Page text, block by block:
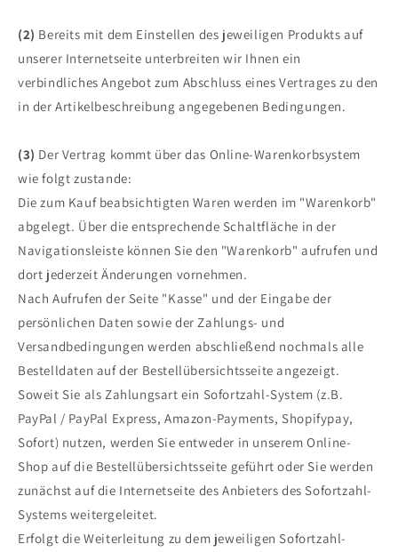
(2) Bereits mit dem Einstellen des jeweiligen Produkts auf
unserer Internetseite unterbreiten wir Ihnen ein
verbindliches Angebot zum Abschluss eines Vertrages zu den
in der Artikelbeschreibung angegebenen Bedingungen.
(3) Der Vertrag kommt über das Online-Warenkorbsystem
wie folgt zustande:
Die zum Kauf beabsichtigten Waren werden im "Warenkorb"
abgelegt. Über die entsprechende Schaltfläche in der
Navigationsleiste können Sie den "Warenkorb" aufrufen und
dort jederzeit Änderungen vornehmen.
Nach Aufrufen der Seite "Kasse" und der Eingabe der
persönlichen Daten sowie der Zahlungs- und
Versandbedingungen werden abschließend nochmals alle
Bestelldaten auf der Bestellübersichtsseite angezeigt.
Soweit Sie als Zahlungsart ein Sofortzahl-System (z.B.
PayPal / PayPal Express, Amazon-Payments, Shopifypay,
Sofort) nutzen, werden Sie entweder in unserem Online-
Shop auf die Bestellübersichtsseite geführt oder Sie werden
zunächst auf die Internetseite des Anbieters des Sofortzahl-
Systems weitergeleitet.
Erfolgt die Weiterleitung zu dem jeweiligen Sofortzahl-